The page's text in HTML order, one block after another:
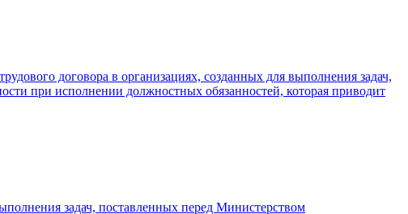
договора в организациях, созданных для выполнения задач,
при исполнении должностных обязанностей, которая приводит
задач, поставленных перед Министерством